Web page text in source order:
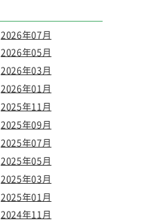
2026年07月
2026年05月
2026年03月
2026年01月
2025年11月
2025年09月
2025年07月
2025年05月
2025年03月
2025年01月
2024年11月